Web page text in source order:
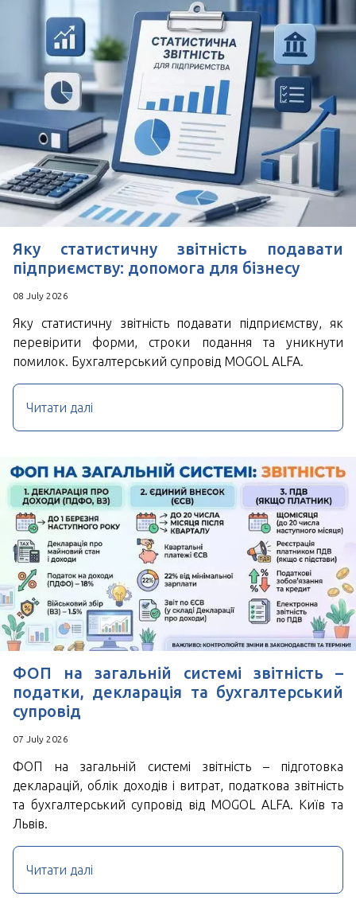
Зручний час для дзвінка
Поля позначені знаком*обов'язкові для
заповнення
Натискаючи кнопку Надіслати Ви погоджуєтесь з
Угода користувача
Яку статистичну звітність подавати
підприємству: допомога для бізнесу
08 July 2026
Яку статистичну звітність подавати підприємству, як
перевірити форми, строки подання та уникнути
помилок. Бухгалтерський супровід MOGOL ALFA.
Читати далі
ФОП на загальній системі звітність –
податки, декларація та бухгалтерський
супровід
07 July 2026
ФОП на загальній системі звітність – підготовка
декларацій, облік доходів і витрат, податкова звітність
та бухгалтерський супровід від MOGOL ALFA. Київ та
Львів.
Читати далі